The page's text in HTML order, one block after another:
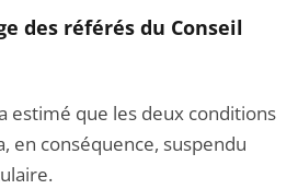
des référés du Conseil
estimé que les deux conditions
en conséquence, suspendu